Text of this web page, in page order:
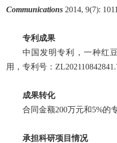
Communications 2014, 9(7):
专利成果
中 国发明专利，一种红
用，专利号：
成果转化
合同金额200万元和5%的
承担科研项目情况